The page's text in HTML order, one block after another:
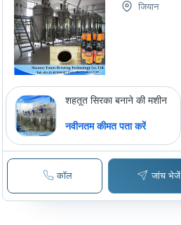
जियान
शहतूत सिरका बनाने की मशीन
नवीनतम कीमत पता करें
कॉल जांच भेजें